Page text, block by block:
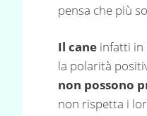
pensa che più
Il cane infatti in
la polarità
non possono
non rispetta i